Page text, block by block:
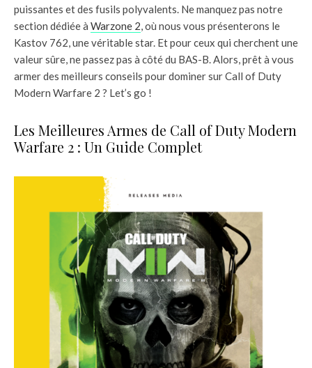
puissantes et des fusils polyvalents. Ne manquez pas notre
section dédiée à Warzone 2, où nous vous présenterons le
Kastov 762, une véritable star. Et pour ceux qui cherchent une
valeur sûre, ne passez pas à côté du BAS-B. Alors, prêt à vous
armer des meilleurs conseils pour dominer sur Call of Duty
Modern Warfare 2 ? Let’s go !
Les Meilleures Armes de Call of Duty Modern
Warfare 2 : Un Guide Complet